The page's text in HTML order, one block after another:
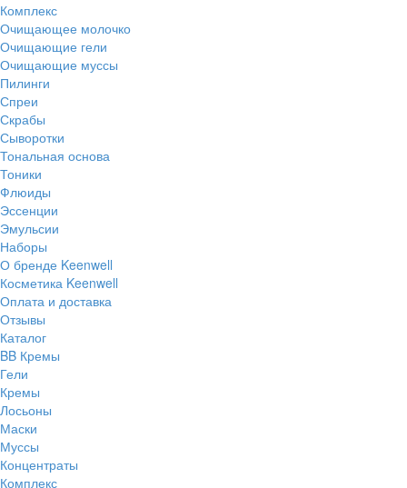
Комплекс
Очищающее молочко
Очищающие гели
Очищающие муссы
Пилинги
Спреи
Скрабы
Сыворотки
Тональная основа
Тоники
Флюиды
Эссенции
Эмульсии
Наборы
О бренде Keenwell
Косметика Keenwell
Оплата и доставка
Отзывы
Каталог
BB Кремы
Гели
Кремы
Лосьоны
Маски
Муссы
Концентраты
Комплекс